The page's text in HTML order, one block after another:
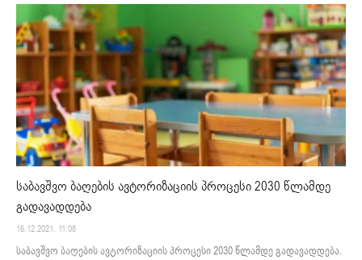
საბავშვო ბაღების ავტორიზაციის პროცესი 2030 წლამდე
გადავადდება
16.12.2021. 11:08
საბავშვო ბაღების ავტორიზაციის პროცესი 2030 წლამდე გადავადდება.